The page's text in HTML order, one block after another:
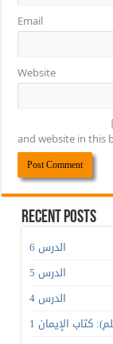
Email
Website
and website in this
Recent Posts
الدرس 6
الدرس 5
الدرس 4